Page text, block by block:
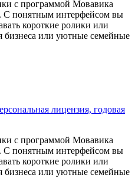
с программой Мовавика
С понятным интерфейсом вы
короткие ролики или
бизнеса или уютные семейные
лицензия, годовая
с программой Мовавика
С понятным интерфейсом вы
короткие ролики или
бизнеса или уютные семейные